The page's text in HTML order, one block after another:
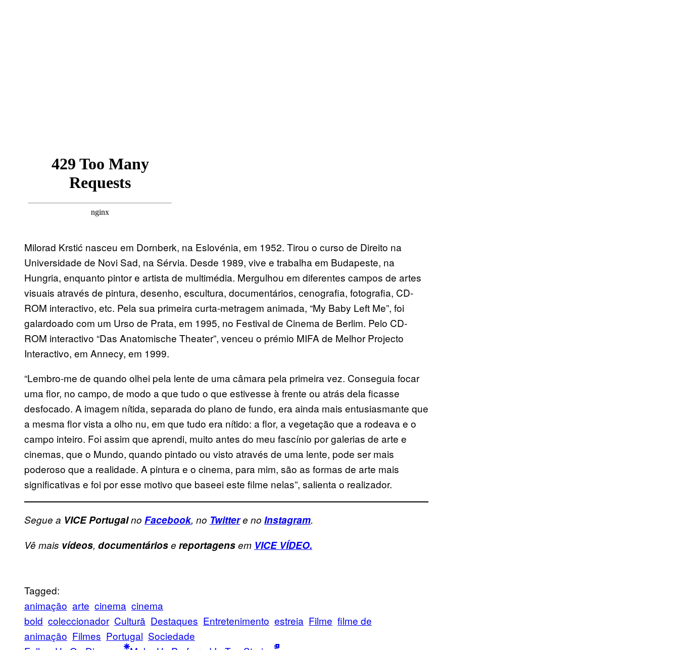
Milorad Krstić nasceu em Dornberk, na Eslovénia, em 1952. Tirou o curso de Direito na
Universidade de Novi Sad, na Sérvia. Desde 1989, vive e trabalha em Budapeste, na
Hungria, enquanto pintor e artista de multimédia. Mergulhou em diferentes campos de artes
visuais através de pintura, desenho, escultura, documentários, cenografia, fotografia, CD-
ROM interactivo, etc. Pela sua primeira curta-metragem animada, “My Baby Left Me”, foi
galardoado com um Urso de Prata, em 1995, no Festival de Cinema de Berlim. Pelo CD-
ROM interactivo “Das Anatomische Theater”, venceu o prémio MIFA de Melhor Projecto
Interactivo, em Annecy, em 1999.
“Lembro-me de quando olhei pela lente de uma câmara pela primeira vez. Conseguia focar
uma flor, no campo, de modo a que tudo o que estivesse à frente ou atrás dela ficasse
desfocado. A imagem nítida, separada do plano de fundo, era ainda mais entusiasmante que
a mesma flor vista a olho nu, em que tudo era nítido: a flor, a vegetação que a rodeava e o
campo inteiro. Foi assim que aprendi, muito antes do meu fascínio por galerias de arte e
cinemas, que o Mundo, quando pintado ou visto através de uma lente, pode ser mais
poderoso que a realidade. A pintura e o cinema, para mim, são as formas de arte mais
significativas e foi por esse motivo que baseei este filme nelas”, salienta o realizador.
Segue a VICE Portugalno Facebook, no Twittere no Instagram.
Vê mais vídeos, documentáriose reportagensem VICE VÍDEO.
Tagged:
animação arte cinema cinema
bold coleccionador Cultură Destaques Entretenimento estreia Filme filme de
animação Filmes Portugal Sociedade